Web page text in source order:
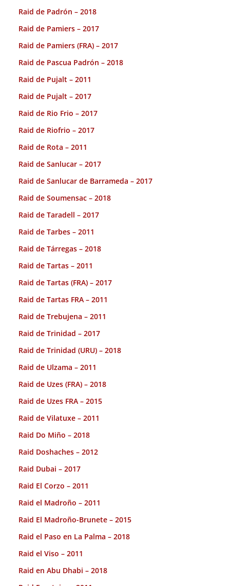
Raid de Padrón – 2018
Raid de Pamiers – 2017
Raid de Pamiers (FRA) – 2017
Raid de Pascua Padrón – 2018
Raid de Pujalt – 2011
Raid de Pujalt – 2017
Raid de Rio Frio – 2017
Raid de Riofrio – 2017
Raid de Rota – 2011
Raid de Sanlucar – 2017
Raid de Sanlucar de Barrameda – 2017
Raid de Soumensac – 2018
Raid de Taradell – 2017
Raid de Tarbes – 2011
Raid de Tárregas – 2018
Raid de Tartas – 2011
Raid de Tartas (FRA) – 2017
Raid de Tartas FRA – 2011
Raid de Trebujena – 2011
Raid de Trinidad – 2017
Raid de Trinidad (URU) – 2018
Raid de Ulzama – 2011
Raid de Uzes (FRA) – 2018
Raid de Uzes FRA – 2015
Raid de Vilatuxe – 2011
Raid Do Miño – 2018
Raid Doshaches – 2012
Raid Dubai – 2017
Raid El Corzo – 2011
Raid el Madroño – 2011
Raid El Madroño-Brunete – 2015
Raid el Paso en La Palma – 2018
Raid el Viso – 2011
Raid en Abu Dhabi – 2018